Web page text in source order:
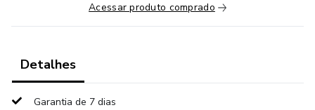
Acessar produto comprado
Detalhes
Garantia de 7 dias